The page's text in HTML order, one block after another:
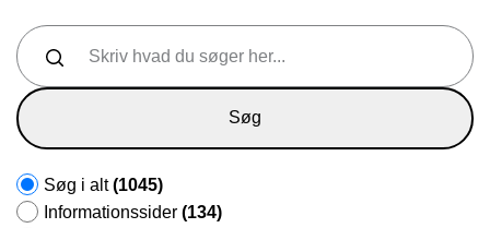
Skriv hvad du søger her...
Søg
Søg i alt(1045)
Informationssider (134)